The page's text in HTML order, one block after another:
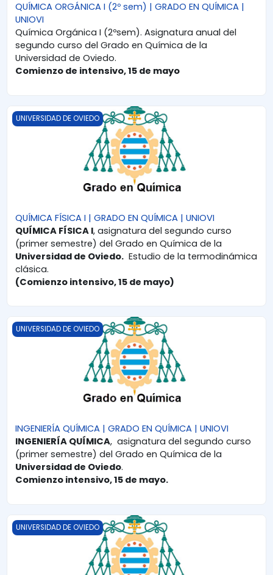
QUÍMICA ORGÁNICA I (2º sem) | GRADO EN QUÍMICA |
UNIOVI
Química Orgánica I (2ºsem). Asignatura anual del
segundo curso del Grado en Química de la
Universidad de Oviedo.
Comienzo de intensivo, 15 de mayo
QUÍMICA FÍSICA I | GRADO EN QUÍMICA | UNIOVI
UNIVERSIDAD DE OVIEDO
QUÍMICA FÍSICA I | GRADO EN QUÍMICA | UNIOVI
QUÍMICA FÍSICA I, asignatura del segundo curso
(primer semestre) del Grado en Química de la
Universidad de Oviedo. Estudio de la termodinámica
clásica.
(Comienzo intensivo, 15 de mayo)
INGENIERÍA QUÍMICA | GRADO EN QUÍMICA | UNIOVI
UNIVERSIDAD DE OVIEDO
INGENIERÍA QUÍMICA | GRADO EN QUÍMICA | UNIOVI
INGENIERÍA QUÍMICA, asignatura del segundo curso
(primer semestre) del Grado en Química de la
Universidad de Oviedo.
Comienzo intensivo, 15 de mayo.
QUÍMICA FÍSICA II | GRADO EN QUÍMICA | UNIOVI
UNIVERSIDAD DE OVIEDO